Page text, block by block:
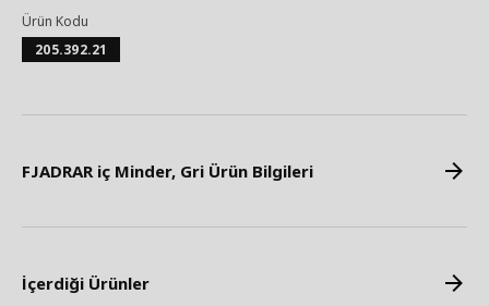
Ürün Kodu
205.392.21
FJADRAR iç Minder, Gri Ürün Bilgileri
İçerdiği Ürünler